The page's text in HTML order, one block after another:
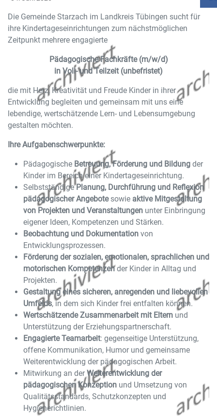
Die Gemeinde Starzach im Landkreis Tübingen sucht für
ihre Kindertageseinrichtungen zum nächstmöglichen
Zeitpunkt mehrere engagierte
Pädagogische Fachkräfte (m/w/d)
in Voll- und Teilzeit (unbefristet)
die mit Herz, Kreativität und Freude Kinder in ihrer
Entwicklung begleiten und gemeinsam mit uns eine
lebendige, wertschätzende Lern- und Lebensumgebung
gestalten möchten.
Ihre Aufgabenschwerpunkte:
Pädagogische Betreuung, Förderung und Bildung der
Kinder im Bereich einer Kindertageseinrichtung.
SelbstständigePlanung, Durchführung und Reflexion
pädagogischer Angebotesowie aktive Mitgestaltung
von Projekten und Veranstaltungen unter Einbringung
eigener Ideen, Kompetenzen und Stärken.
Beobachtung und Dokumentation von
Entwicklungsprozessen.
Förderung der sozialen, emotionalen, sprachlichen und
motorischen Kompetenzender Kinder in Alltag und
Projekten.
Gestaltung eines sicheren, anregenden und liebevollen
Umfelds, in dem sich Kinder frei entfalten können.
Wertschätzende Zusammenarbeit mit Eltern und
Unterstützung der Erziehungspartnerschaft.
Engagierte Teamarbeit: gegenseitige Unterstützung,
offene Kommunikation, Humor und gemeinsame
Weiterentwicklung der pädagogischen Arbeit.
Mitwirkung an derWeiterentwicklung der
pädagogischen Konzeption und Umsetzung von
Qualitätsstandards, Schutzkonzepten und
Hygienerichtlinien.